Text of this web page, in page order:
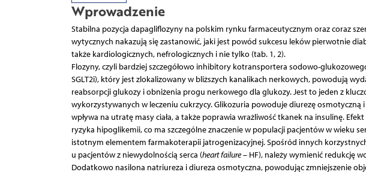
Wprowadzenie
Stabilna pozycja dapagliflozyny na polskim rynku farmaceutycznym oraz coraz
wytycznych nakazują się zastanowić, jaki jest powód sukcesu leków pierwotnie
także kardiologicznych, nefrologicznych i nie tylko (tab. 1, 2).
Flozyny, czyli bardziej szczegółowo inhibitory kotransportera sodowo-
SGLT2i), który jest zlokalizowany w bliższych kanalikach nerkowych, powodują
reabsorpcji glukozy i obniżenia progu nerkowego dla glukozy. Jest to jeden z
wykorzystywanych w leczeniu cukrzycy. Glikozuria powoduje diurezę
wpływa na utratę masy ciała, a także poprawia wrażliwość tkanek na insulinę.
ryzyka hipoglikemii, co ma szczególne znaczenie w populacji pacjentów w wieku
istotnym elementem farmakoterapii jatrogenizacyjnej. Spośród innych
u pacjentów z niewydolnością serca (heart failure– HF), należy wymienić redukcję
Dodatkowo nasilona natriureza i diureza osmotyczna, powodując zmniejszenie